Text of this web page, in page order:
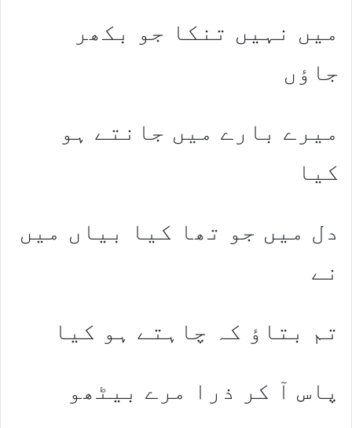
میں نہیں تنکا جو بکھر
جاؤں
میرے بارے میں جانتے ہو
کیا
دل میں جو تھا کیا بیاں میں
نے
تم بتاؤ کہ چاہتے ہو کیا
پاس آ کر ذرا مرے بیٹھو